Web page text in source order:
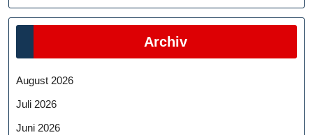
Archiv
August 2026
Juli 2026
Juni 2026